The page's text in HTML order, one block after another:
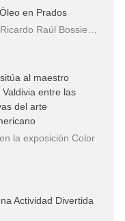
en Prados
Raúl Bossie…
al maestro
entre las
del arte
la exposición Color
Actividad Divertida